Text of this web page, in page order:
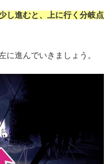
し進むと、上に行く分岐点
に進んでいきましょう。